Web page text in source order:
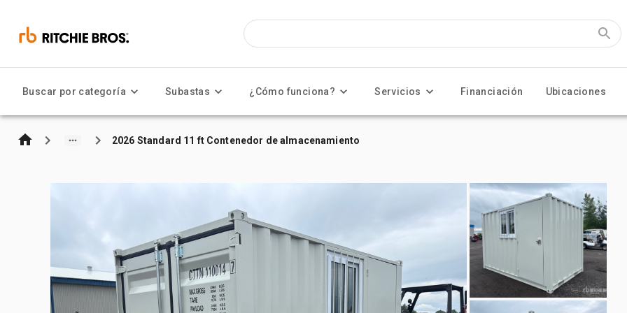
Buscar por categoría Subastas ¿Cómo funciona? Servicios Financiación Ubicaciones
2026 Standard 11 ft Contenedor de almacenamiento